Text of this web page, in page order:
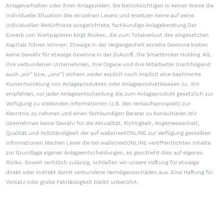
Anlageverhalten oder ihren Anlagezielen. Sie berücksichtigen in keiner Weise die
individuelle Situation des einzelnen Lesers und ersetzen keine auf seine
individuellen Bedürfnisse ausgerichtete, fachkundige Anlageberatung.Der
Erwerb von Wertpapieren birgt Risiken, die zum Totalverlust des eingesetzten
Kapitals führen können. Etwaige in der Vergangenheit erzielte Gewinne bieten
keine Gewähr für etwaige Gewinne in der Zukunft. Die Smartbroker Holding AG,
ihre verbundenen Unternehmen, ihre Organe und ihre Mitarbeiter (nachfolgend
auch „wir“ bzw. „uns“) sichern weder explizit noch implizit eine bestimmte
Kursentwicklung von Anlageprodukten oder Anlageproduktklassen zu. Wir
empfehlen, vor jeder Anlageentscheidung die zum Anlageprodukt gesetzlich zur
Verfügung zu stellenden Informationen (z.B. den Verkaufsprospekt) zur
Kenntnis zu nehmen und einen fachkundigen Berater zu konsultieren.Wir
übernehmen keine Gewähr für die Aktualität, Richtigkeit, Angemessenheit,
Qualität und Vollständigkeit der auf wallstreetONLINE zur Verfügung gestellten
Informationen.Machen Leser die bei wallstreetONLINE veröffentlichten Inhalte
zur Grundlage eigener Anlageentscheidungen, so geschieht dies auf eigenes
Risiko. Soweit rechtlich zulässig, schließen wir unsere Haftung für etwaige
direkt oder indirekt damit verbundene Vermögensschäden aus. Eine Haftung für
Vorsatz oder grobe Fahrlässigkeit bleibt unberührt.